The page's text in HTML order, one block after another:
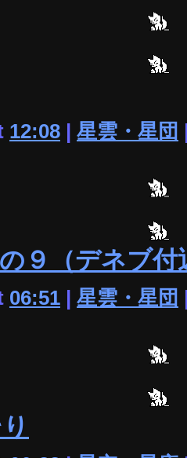
12:08 | 星雲・星団
９（デネブ付
06:51 | 星雲・星団